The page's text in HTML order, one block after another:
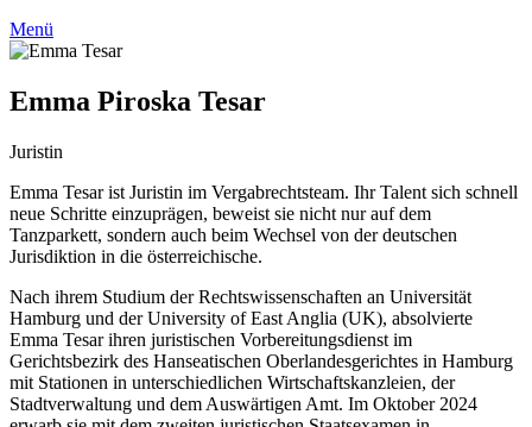
Menü
Emma Piroska Tesar
Juristin
Emma Tesar ist Juristin im Vergabrechtsteam. Ihr Talent sich schnell
neue Schritte einzuprägen, beweist sie nicht nur auf dem
Tanzparkett, sondern auch beim Wechsel von der deutschen
Jurisdiktion in die österreichische.
Nach ihrem Studium der Rechtswissenschaften an Universität
Hamburg und der University of East Anglia (UK), absolvierte
Emma Tesar ihren juristischen Vorbereitungsdienst im
Gerichtsbezirk des Hanseatischen Oberlandesgerichtes in Hamburg
mit Stationen in unterschiedlichen Wirtschaftskanzleien, der
Stadtverwaltung und dem Auswärtigen Amt. Im Oktober 2024